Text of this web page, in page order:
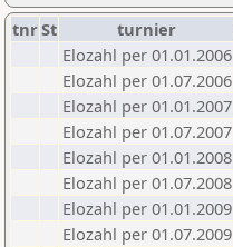
tnrSt turnier
Elozahl per 01.01.2006
Elozahl per 01.07.2006
Elozahl per 01.01.2007
Elozahl per 01.07.2007
Elozahl per 01.01.2008
Elozahl per 01.07.2008
Elozahl per 01.01.2009
Elozahl per 01.07.2009